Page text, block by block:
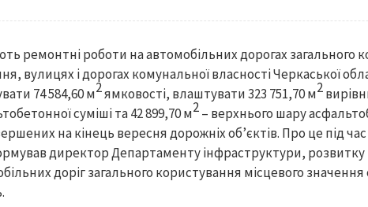
ремонтні роботи на автомобільних дорогах загального
вулицях і дорогах комунальної власності Черкаської
74 584,60 м2ямковості, влаштувати 323 751,70 м2
суміші та 42 899,70 м2– верхнього шару
на кінець вересня дорожніх об’єктів. Про це під
директор Департаменту інфраструктури,
доріг загального користування місцевого значення